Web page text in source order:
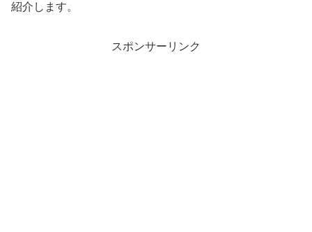
紹介します。
スポンサーリンク